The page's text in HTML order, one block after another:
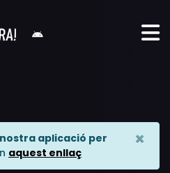
aplicació per
aquest enllaç
×